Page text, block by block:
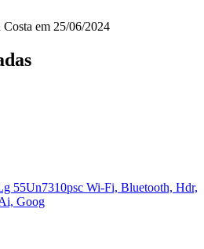
em 25/06/2024
55Un7310psc Wi-Fi, Bluetooth, Hdr,
Goog